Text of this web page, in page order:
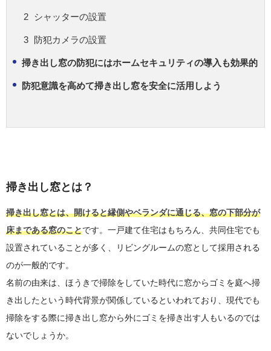
シャッターの設置
防犯カメラの設置
掃き出し窓の防犯にはホームセキュリティの導入も効果的
防犯意識を高めて掃き出し窓を安全に活用しよう
掃き出し窓とは？
掃き出し窓とは、開けると縁側やベランダに通じる、窓の下部分が
床まである窓のことです。一戸建て住宅はもちろん、共同住宅でも
設置されていることが多く、リビングルームの窓として採用される
のが一般的です。
名前の由来は、ほうきで掃除をしていた時代に窓からゴミを庭へ掃
き出したという時代背景が関係しているといわれており、現代でも
掃除をする際に掃き出し窓から外にゴミを掃き出す人もいるのでは
ないでしょうか。